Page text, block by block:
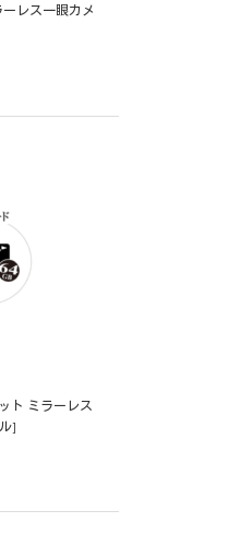
レス一眼カメ
ト ミラーレス
]